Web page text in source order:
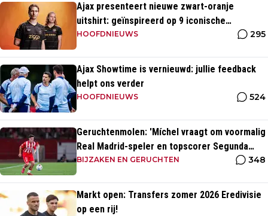
Ajax presenteert nieuwe zwart-oranje
uitshirt: geïnspireerd op 9 iconische
momenten uit clubhistorie
HOOFDNIEUWS 295
Ajax Showtime is vernieuwd: jullie feedback
helpt ons verder
HOOFDNIEUWS 524
Geruchtenmolen: 'Míchel vraagt om voormalig
Real Madrid-speler en topscorer Segunda
División'
BIJZAKEN EN GERUCHTEN 348
Markt open: Transfers zomer 2026 Eredivisie
op een rij!